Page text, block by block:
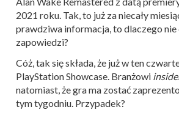
2021 roku. Tak, to już za niecały
prawdziwa informacja, to dlaczego
zapowiedzi?
Cóż, tak się składa, że już w ten
PlayStation Showcase. Branżowi
natomiast, że gra ma zostać
tym tygodniu. Przypadek?